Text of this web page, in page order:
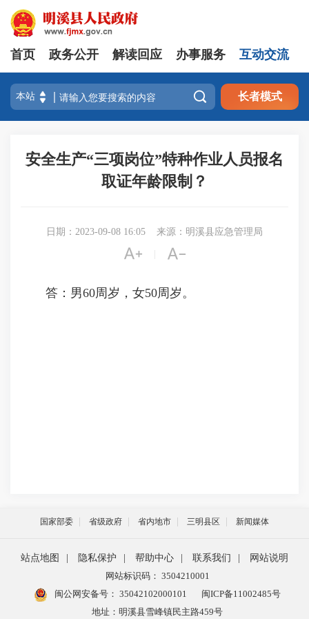
首页 政务公开 解读回应 办事服务 互动交流
 长者模式
安全生产“三项岗位”特种作业人员报名
取证年龄限制？
日期：2023-09-08 16:05 来源：明溪县应急管理局
 
答：男60周岁，女50周岁。
国家部委 省级政府 省内地市 三明县区 新闻媒体
站点地图 隐私保护 帮助中心 联系我们
网站说明
网站标识码： 3504210001
闽公网安备号： 35042102000101
闽ICP备11002485号
地址：明溪县雪峰镇民主路459号